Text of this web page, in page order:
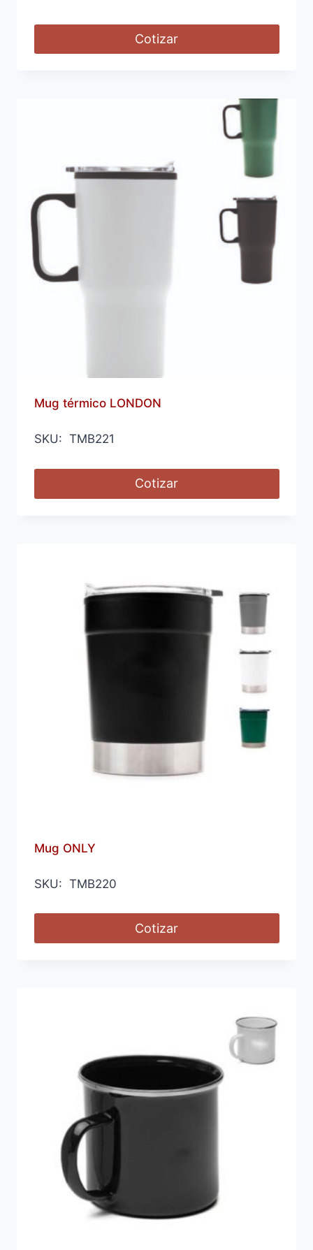
Cotizar
Mug térmico LONDON
SKU: TMB221
Cotizar
Mug ONLY
SKU: TMB220
Cotizar